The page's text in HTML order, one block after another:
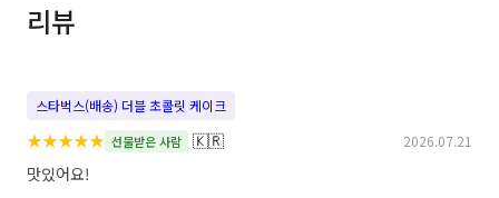
리뷰
스타벅스(배송) 더블 초콜릿 케이크
★★★★★ 선물받은 사람 🇰🇷 2026.07.21
맛있어요!